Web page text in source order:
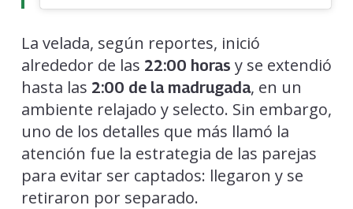
La velada, según reportes, inició
alrededor de las 22:00 horas y se extendió
hasta las 2:00 de la madrugada, en un
ambiente relajado y selecto. Sin embargo,
uno de los detalles que más llamó la
atención fue la estrategia de las parejas
para evitar ser captados: llegaron y se
retiraron por separado.